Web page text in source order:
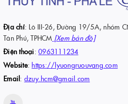
Địa chỉ: Lô III-26, Đường 19/5A, nhóm
Tân Phú, TPHCM [Xem bản đồ]
Điện thoại: 0963111234
Website:https://lyuongruouvang.com
Email: dzuy.hcm@gmail.com